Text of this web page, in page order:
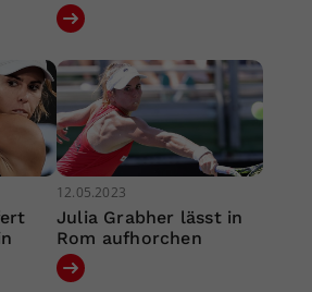
12.05.2023
Julia Grabher lässt in
Rom aufhorchen